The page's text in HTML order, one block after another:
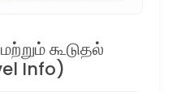
கூடுதல்
Info)